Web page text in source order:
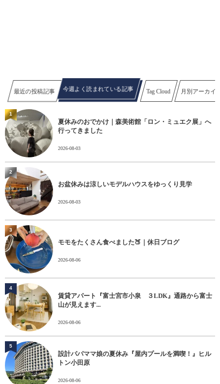
最近の投稿記事 今週よく読まれている記事 Tag Cloud 月別アーカイ
夏休みのおでかけ｜森美術館「ロン・ミュエク展」へ
行ってきました
2026-08-03
1
お盆休みは涼しいモデルハウスをゆっくり見学
2026-08-03
2
モモをたくさん食べました🍑｜休日ブログ
2026-08-06
3
賃貸アパート『富士宮市小泉 ３LDK』通路から富士
山が見えます...
2026-08-06
4
設計パパママ娘の夏休み『屋内プールを満喫！』ヒル
トン小田原
2026-08-06
5